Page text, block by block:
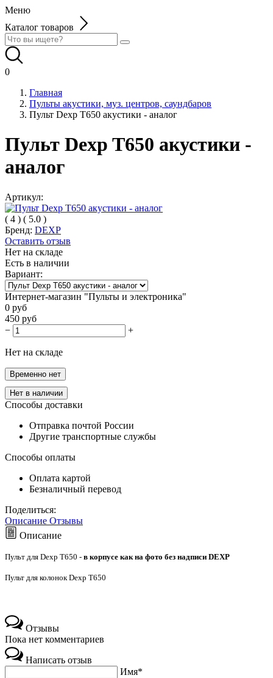
Меню
Каталог товаров
0
Главная
Пульты акустики, муз. центров, саундбаров
Пульт Dexp T650 акустики - аналог
Пульт Dexp T650 акустики -
аналог
Артикул:
( 4 ) ( 5.0 )
Бренд: DEXP
Оставить отзыв
Нет на складе
Есть в наличии
Вариант:
Интернет-магазин "Пульты и электроника"
0 руб
450 руб
−
+
Нет на складе
Временно нет
Нет в наличии
Способы доставки
Отправка почтой России
Другие транспортные службы
Способы оплаты
Оплата картой
Безналичный перевод
Поделиться:
Описание Отзывы
Описание
Пульт для Dexp T650 - в корпусе как на фото без надписи DEXP
Пульт для колонок Dexp T650
Отзывы
Пока нет комментариев
Написать отзыв
Имя*